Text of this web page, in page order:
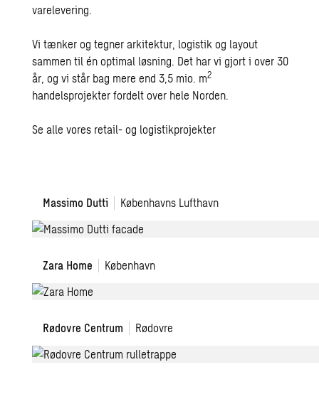
varelevering.
Vi tænker og tegner arkitektur, logistik og layout
sammen til én optimal løsning. Det har vi gjort i over 30
år, og vi står bag mere end 3,5 mio. m2
handelsprojekter fordelt over hele Norden.
Se alle vores retail- og logistikprojekter
Massimo Dutti Københavns Lufthavn
Massimo
Zara Home København
Zara
Rødovre Centrum Rødovre
Rødovre